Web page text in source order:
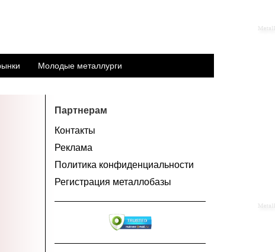
Молодые металлурги
Партнерам
Контакты
Реклама
Политика конфиденциальности
Регистрация металлобазы